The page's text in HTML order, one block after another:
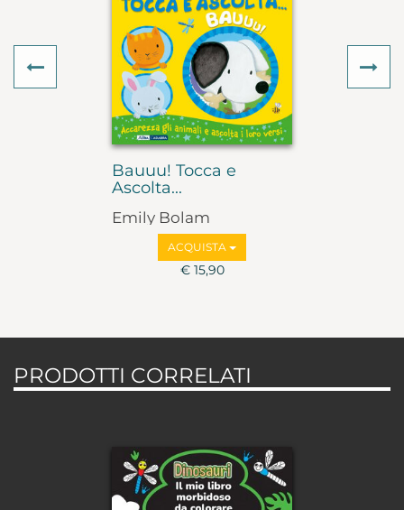
Bauuu! Tocca e
Ascolta...
Emily Bolam
ACQUISTA
€ 15,90
Previous
PRODOTTI CORRELATI